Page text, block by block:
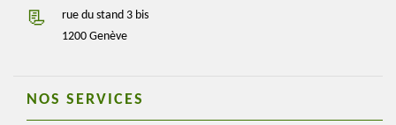
rue du stand 3 bis
1200 Genève
NOS SERVICES